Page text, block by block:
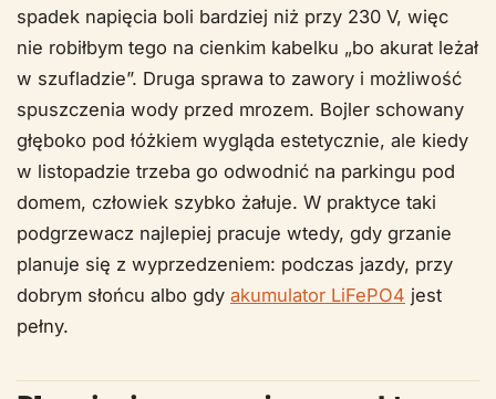
spadek napięcia boli bardziej niż przy 230 V, więc
nie robiłbym tego na cienkim kabelku „bo akurat leżał
w szufladzie”. Druga sprawa to zawory i możliwość
spuszczenia wody przed mrozem. Bojler schowany
głęboko pod łóżkiem wygląda estetycznie, ale kiedy
w listopadzie trzeba go odwodnić na parkingu pod
domem, człowiek szybko żałuje. W praktyce taki
podgrzewacz najlepiej pracuje wtedy, gdy grzanie
planuje się z wyprzedzeniem: podczas jazdy, przy
dobrym słońcu albo gdy akumulator LiFePO4 jest
pełny.